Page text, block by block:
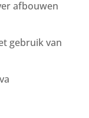
afbouwen
gebruik van